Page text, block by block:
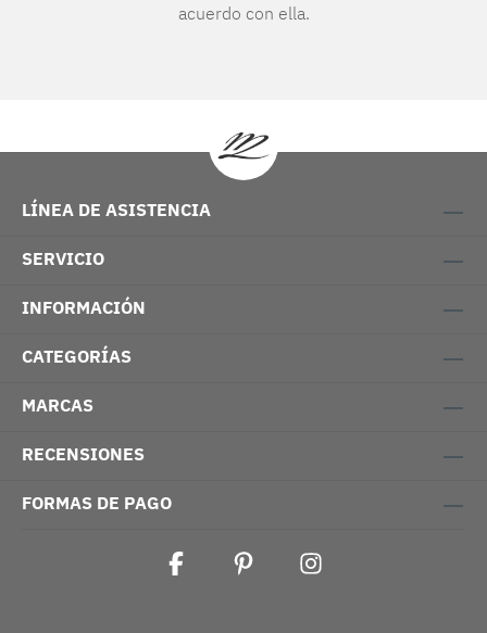
acuerdo con ella.
LÍNEA DE ASISTENCIA
SERVICIO
INFORMACIÓN
CATEGORÍAS
MARCAS
RECENSIONES
FORMAS DE PAGO